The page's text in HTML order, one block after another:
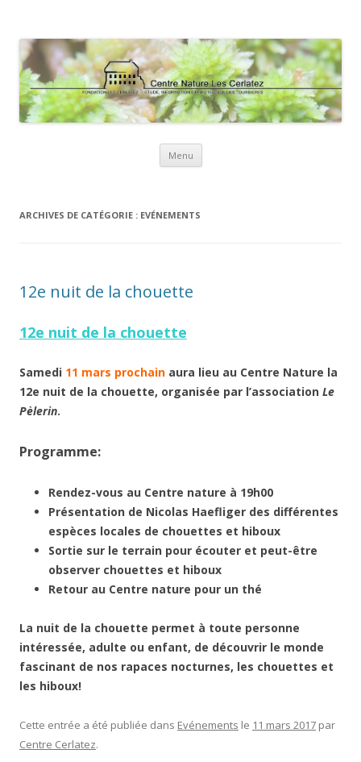
Menu Aller
contenu
ARCHIVES DE CATÉGORIE : EVÉNEMENTS
12e nuit de la chouette
12e nuit de la chouette
Samedi 11 mars prochain aura lieu au Centre Nature la
12e nuit de la chouette, organisée par l’association Le
Pèlerin.
Programme:
Rendez-vous au Centre nature à 19h00
Présentation de Nicolas Haefliger des différentes
espèces locales de chouettes et hiboux
Sortie sur le terrain pour écouter et peut-être
observer chouettes et hiboux
Retour au Centre nature pour un thé
La nuit de la chouette permet à toute personne
intéressée, adulte ou enfant, de découvrir le monde
fascinant de nos rapaces nocturnes, les chouettes et
les hiboux!
Cette entrée a été publiée dans Evénements le 11 mars 2017 par
Centre Cerlatez.